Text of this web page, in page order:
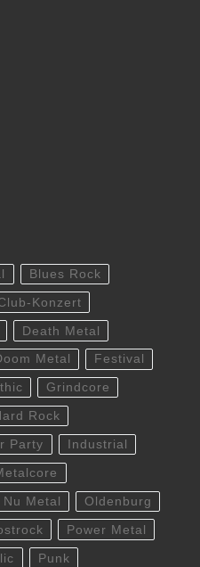
Blues Rock
Konzert
Death Metal
Metal Festival
Grindcore
Rock
Party Industrial
Nu Metal Oldenburg
Power Metal
Punk